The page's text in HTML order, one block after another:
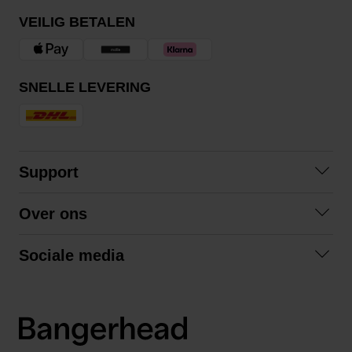
VEILIG BETALEN
SNELLE LEVERING
Support
Algemene voorwaarden
Over ons
Sociale media
LinkedIn